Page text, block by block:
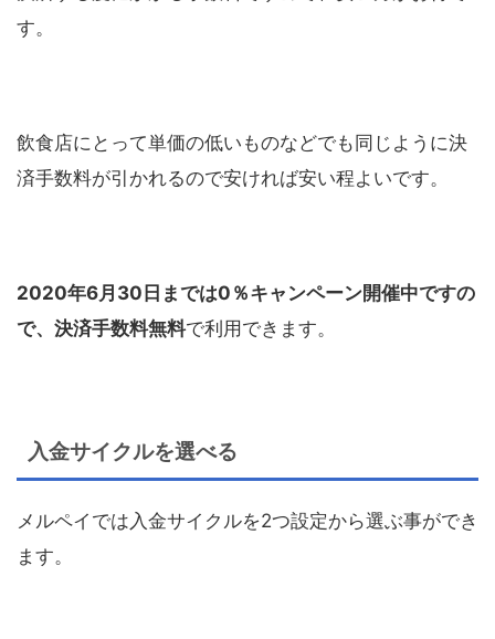
す。
飲食店にとって単価の低いものなどでも同じように決
済手数料が引かれるので安ければ安い程よいです。
2020年6月 30 日までは0 ％キャンペーン開催中ですの
で、決済手数料無料で利用できます。
入金サイクルを選べる
メルペイでは入金サイクルを2つ設定から選ぶ事ができ
ます。